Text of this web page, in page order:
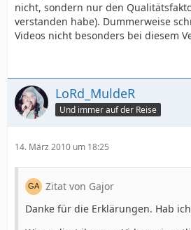
nicht, sondern nur den
verstanden habe). Dummerweise
Videos nicht besonders bei diesem
LoRd_MuldeR
Und immer auf der Reise
14. März 2010 um 18:25
Zitat von Gajor
Danke für die Erklärungen. Hab